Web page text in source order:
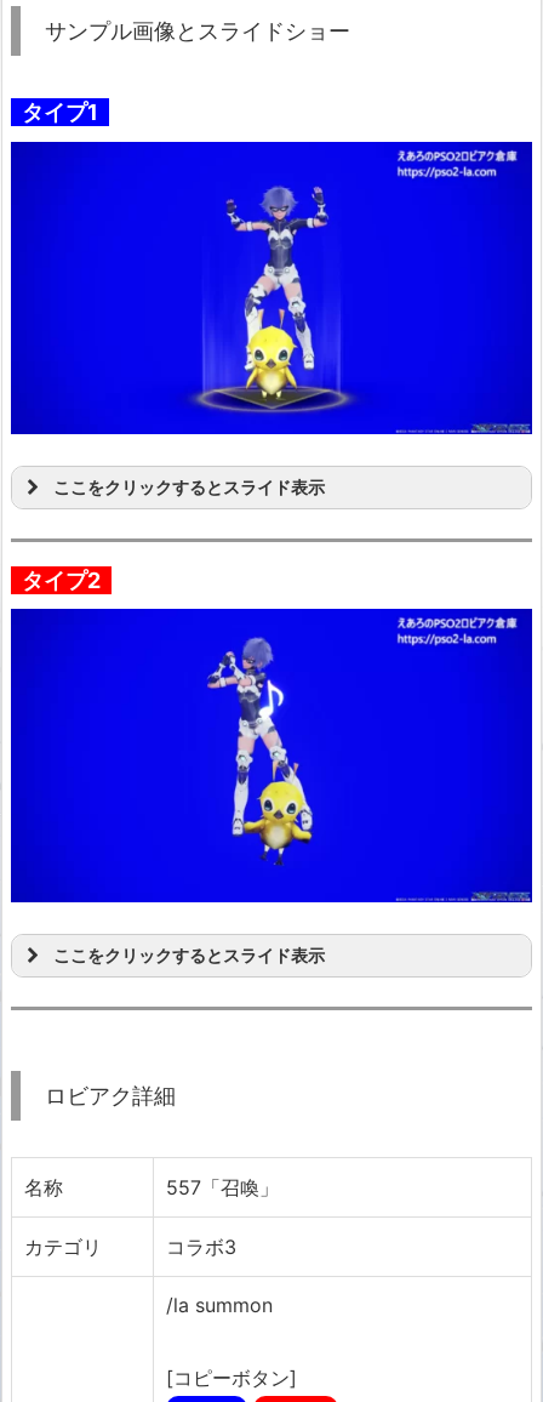
サンプル画像とスライドショー
タイプ1
ここをクリックするとスライド表示
タイプ2
ここをクリックするとスライド表示
ロビアク詳細
名称 557「召喚」
カテゴリ コラボ3
/la summon
[コピーボタン]